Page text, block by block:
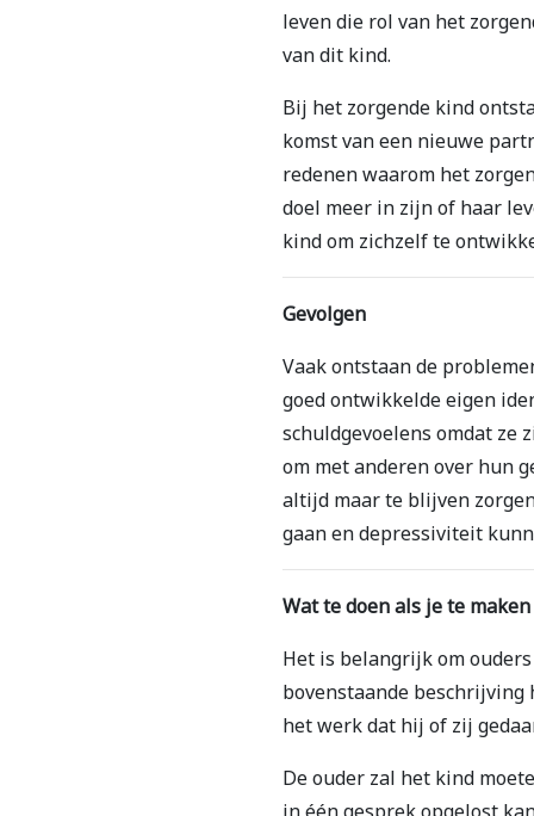
leven die rol van het
van dit kind.
Bij het zorgende kind
komst van een nieuwe
redenen waarom het
doel meer in zijn of haar
kind om zichzelf te
Gevolgen
Vaak ontstaan de
goed ontwikkelde eigen
schuldgevoelens omdat ze
om met anderen over hun
altijd maar te blijven
gaan en depressiviteit
Wat te doen als je te
Het is belangrijk om
bovenstaande
het werk dat hij of zij
De ouder zal het kind